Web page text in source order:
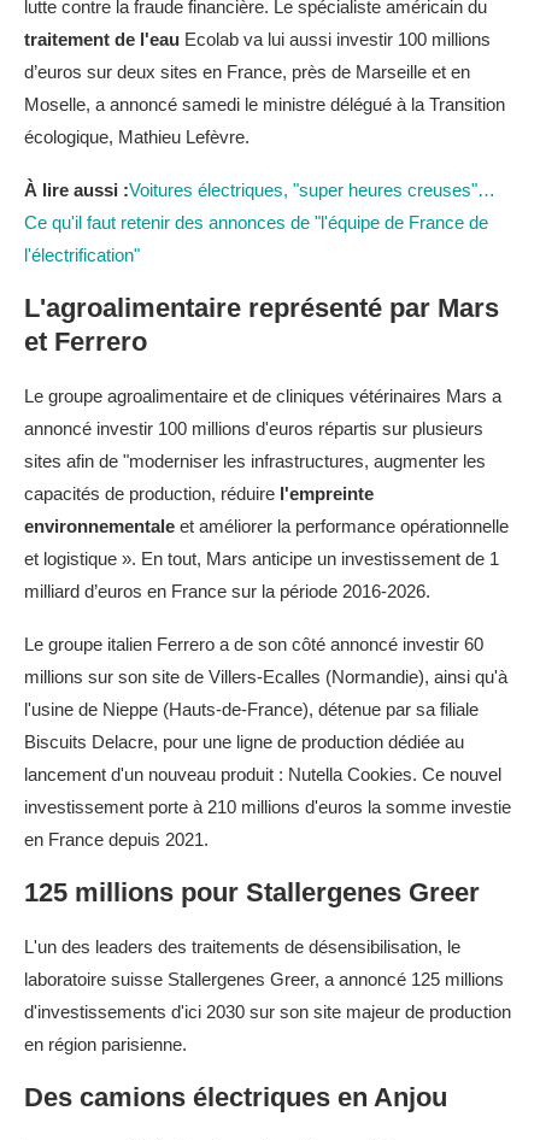
lutte contre la fraude financière. Le spécialiste américain du
traitement de l'eau Ecolab va lui aussi investir 100 millions
d’euros sur deux sites en France, près de Marseille et en
Moselle, a annoncé samedi le ministre délégué à la Transition
écologique, Mathieu Lefèvre.
À lire aussi :Voitures électriques, "super heures creuses"…
Ce qu'il faut retenir des annonces de "l'équipe de France de
l'électrification"
L'agroalimentaire représenté par Mars
et Ferrero
Le groupe agroalimentaire et de cliniques vétérinaires Mars a
annoncé investir 100 millions d'euros répartis sur plusieurs
sites afin de "moderniser les infrastructures, augmenter les
capacités de production, réduire l'empreinte
environnementale et améliorer la performance opérationnelle
et logistique ». En tout, Mars anticipe un investissement de 1
milliard d’euros en France sur la période 2016-2026.
Le groupe italien Ferrero a de son côté annoncé investir 60
millions sur son site de Villers-Ecalles (Normandie), ainsi qu'à
l'usine de Nieppe (Hauts-de-France), détenue par sa filiale
Biscuits Delacre, pour une ligne de production dédiée au
lancement d'un nouveau produit : Nutella Cookies. Ce nouvel
investissement porte à 210 millions d'euros la somme investie
en France depuis 2021.
125 millions pour Stallergenes Greer
L'un des leaders des traitements de désensibilisation, le
laboratoire suisse Stallergenes Greer, a annoncé 125 millions
d'investissements d'ici 2030 sur son site majeur de production
en région parisienne.
Des camions électriques en Anjou